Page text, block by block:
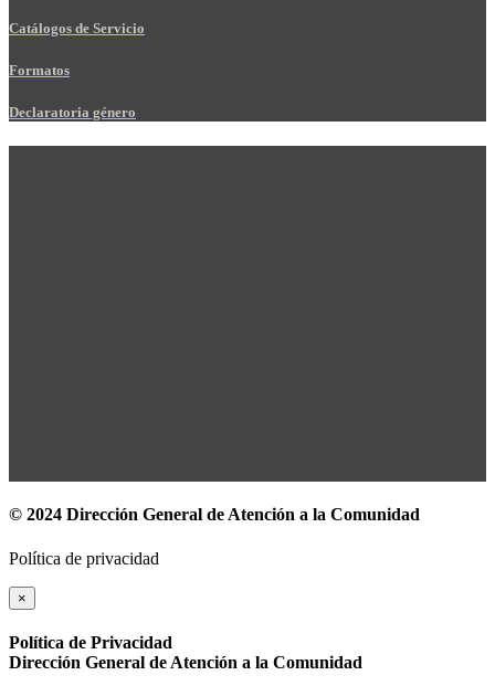
Catálogos de Servicio
Formatos
Declaratoria género
© 2024 Dirección General de Atención a la Comunidad
Política de privacidad
×
Política de Privacidad
Dirección General de Atención a la Comunidad